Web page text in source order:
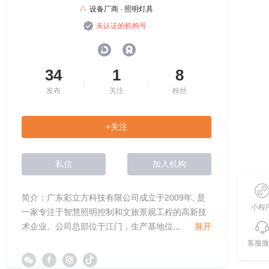
设备厂商 · 照明灯具
未认证的机构号
34
发布
1
关注
8
粉丝
+关注
私信 加入机构
简介：广东彩立方科技有限公司成立于2009年, 是
一家专注于智慧照明控制和文旅景观工程的高新技
术企业。公司总部位于江门，生产基地位
展开
小程
客服